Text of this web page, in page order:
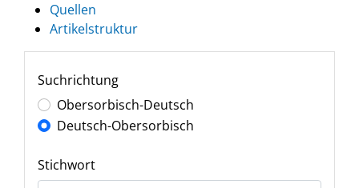
Quellen
Artikelstruktur
Suchrichtung
Obersorbisch-Deutsch
Deutsch-Obersorbisch
Stichwort